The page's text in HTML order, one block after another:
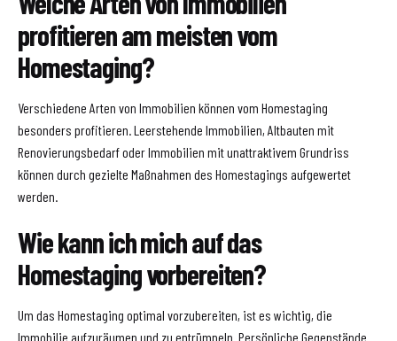
profitieren am meisten vom
Homestaging?
Verschiedene Arten von Immobilien können vom Homestaging
besonders profitieren. Leerstehende Immobilien, Altbauten mit
Renovierungsbedarf oder Immobilien mit unattraktivem Grundriss
können durch gezielte Maßnahmen des Homestagings aufgewertet
werden.
Wie kann ich mich auf das
Homestaging vorbereiten?
Um das Homestaging optimal vorzubereiten, ist es wichtig, die
Immobilie aufzuräumen und zu entrümpeln. Persönliche Gegenstände